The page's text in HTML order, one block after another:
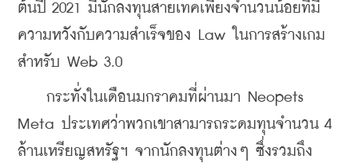
ต้นปี 2021 มีนักลงทุนสายเทคเพียงจำนวนน้อยที่มี
ความหวังกับความสำเร็จของ Law ในการสร้างเกม
สำหรับ Web 3.0
กระทั่งในเดือนมกราคมที่ผ่านมา Neopets
Meta ประเทศว่าพวกเขาสามารถระดมทุนจำนวน 4
ล้านเหรียญสหรัฐฯ จากนักลงทุนต่างๆ ซึ่งรวมถึง